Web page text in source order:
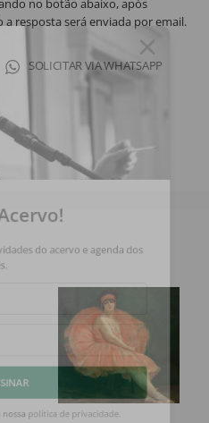
no botão abaixo, após
resposta será enviada por email.
SOLICITAR VIA WHATSAPP
do acervo e agenda dos